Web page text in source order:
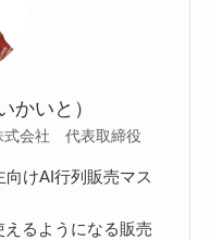
かいと）
式会社 代表取締役
けAI行列販売マス
るようになる販売